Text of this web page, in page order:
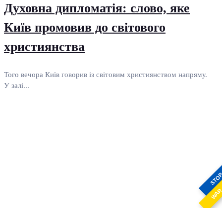
Духовна дипломатія: слово, яке
Київ промовив до світового
християнства
Того вечора Київ говорив із світовим християнством напряму.
У залі...